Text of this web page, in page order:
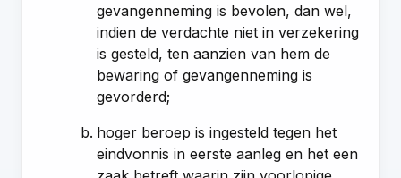
gevangenneming is bevolen, dan wel,
indien de verdachte niet in verzekering
is gesteld, ten aanzien van hem de
bewaring of gevangenneming is
gevorderd;
hoger beroep is ingesteld tegen het
eindvonnis in eerste aanleg en het een